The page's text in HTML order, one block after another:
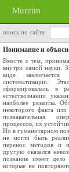
Murzim
поиск по сайту
Понимание и
Вместе с тем,
внутри самой науки.
виде
систематизации.
сформировалась в
естествознании
наиболее развиты.
некоторого факта
познавательная
процессов, их
Но в гуманитарном
не могли быть
перенос методов и
другую оказался
познание имеет
которые не